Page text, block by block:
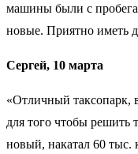
машины были с
новые. Приятно иметь
Сергей, 10 марта
«Отличный таксопарк,
для того чтобы решить
новый, накатал 60